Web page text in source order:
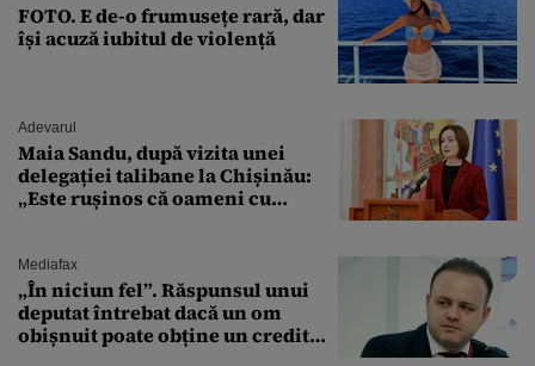
FOTO. E de-o frumusețe rară, dar
își acuză iubitul de violență
Adevarul
Maia Sandu, după vizita unei
delegației talibane la Chișinău:
„Este rușinos că oameni cu
Mediafax
„În niciun fel”. Răspunsul unui
deputat întrebat dacă un om
obișnuit poate obține un credit